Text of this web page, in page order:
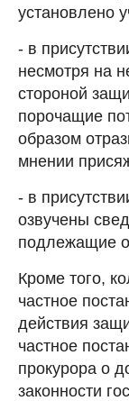
установлено
- в
несмотря на
стороной
порочащие
образом
мнении
- в
озвучены
подлежащие
Кроме того,
частное
действия
частное
прокурора о
законности